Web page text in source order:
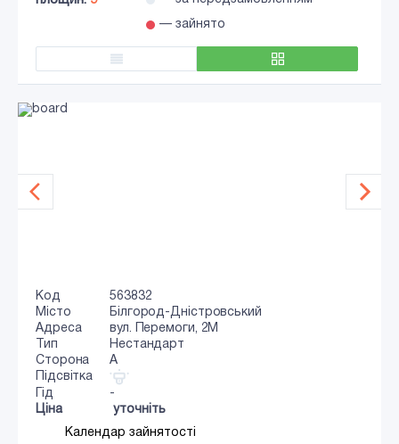
— зайнято
Код
563832
Місто
Білгород-Дністровський
Адреса
вул. Перемоги, 2М
Тип
Нестандарт
Сторона
A
Підсвітка
Гід
-
Ціна
уточніть
Календар зайнятості